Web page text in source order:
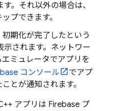
。それ以外の場合は、
プできます。
期化が完了したという
されます。ネットワー
ミュレータでアプリを
コンソール
でアプ
とが通知されます。
アプリは Firebase プ